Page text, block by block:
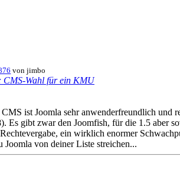
vonjimbo
CMS-Wahl für ein KMU
ist Joomla sehr anwenderfreundlich
. Es gibt zwar den Joomfish, für die 1.5 aber
ein wirklich enormer
Joomla von deiner Liste streichen...